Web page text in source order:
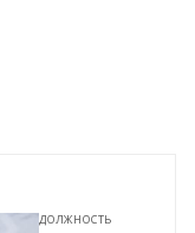
ДОЛЖНОСТЬ